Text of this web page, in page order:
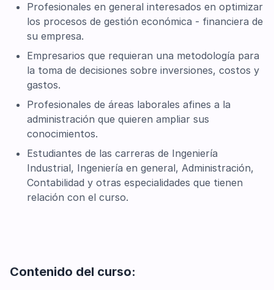
Profesionales en general interesados en optimizar
los procesos de gestión económica - financiera de
su empresa.
Empresarios que requieran una metodología para
la toma de decisiones sobre inversiones, costos y
gastos.
Profesionales de áreas laborales afines a la
administración que quieren ampliar sus
conocimientos.
Estudiantes de las carreras de Ingeniería
Industrial, Ingeniería en general, Administración,
Contabilidad y otras especialidades que tienen
relación con el curso.
Contenido del curso: